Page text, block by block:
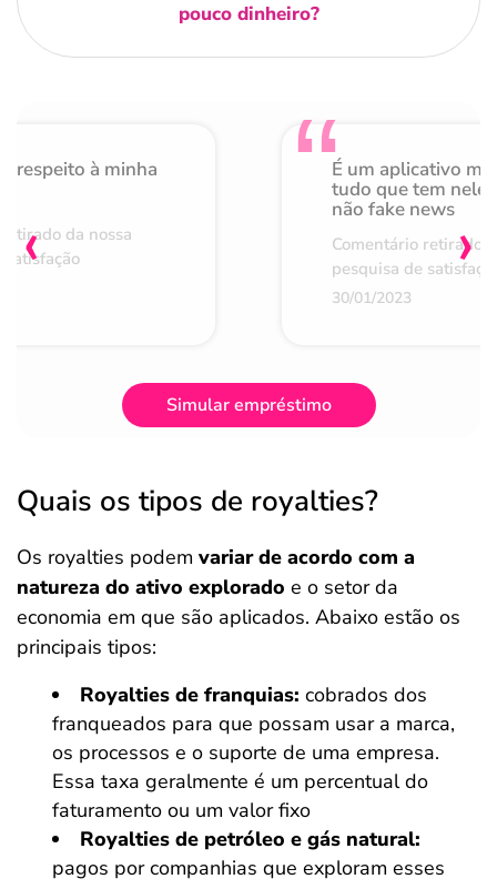
pouco dinheiro?
respeito à minha
da nossa
É um aplicativo
tudo que tem nele
não fake news
Comentário retirado
pesquisa de
30/01/2023
‹ ›
Simular empréstimo
Quais os tipos de royalties?
Os royalties podem variar de acordo com a
natureza do ativo explorado e o setor da
economia em que são aplicados. Abaixo estão os
principais tipos:
Royalties de franquias: cobrados dos
franqueados para que possam usar a marca,
os processos e o suporte de uma empresa.
Essa taxa geralmente é um percentual do
faturamento ou um valor fixo
Royalties de petróleo e gás natural:
pagos por companhias que exploram esses